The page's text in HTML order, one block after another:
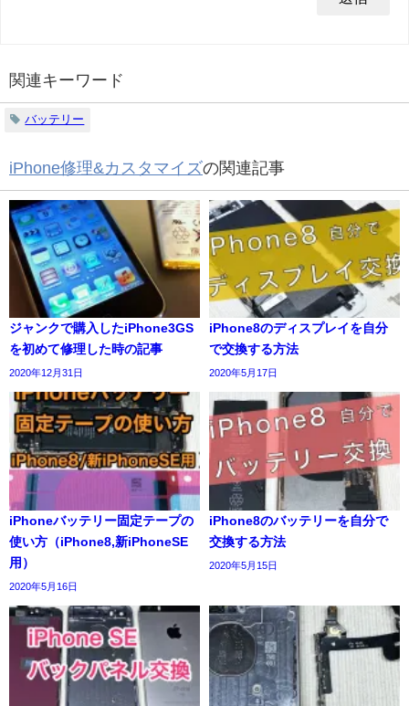
関連キーワード
バッテリー
iPhone修理&カスタマイズの関連記事
ジャンクで購入したiPhone3GS
を初めて修理した時の記事
2020年12月31日
iPhone8のディスプレイを自分
で交換する方法
2020年5月17日
iPhoneバッテリー固定テープの
使い方（iPhone8,新iPhoneSE
用）
2020年5月16日
iPhone8のバッテリーを自分で
交換する方法
2020年5月15日